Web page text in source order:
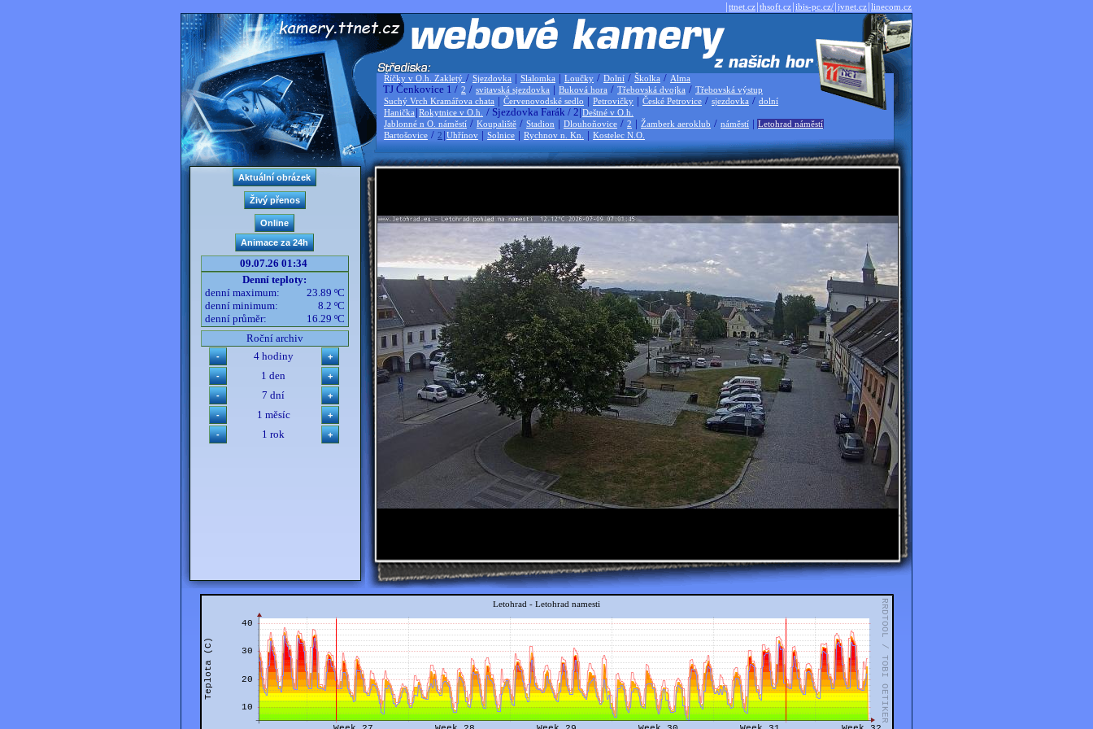
|ttnet.cz|thsoft.cz|ibis-pc.cz/|jvnet.cz|linecom.cz
Říčky v O.h. Zakletý / Sjezdovka | Slalomka | Loučky / Dolní / Školka / Alma
TJ Čenkovice 1 / 2 / svitavská sjezdovka | Buková hora / Třebovská dvojka / Třebovská výstup
Suchý Vrch Kramářova chata | Červenovodské sedlo | Petrovičky | České Petrovice / sjezdovka / dolní
Hanička |Rokytnice v O.h. / Sjezdovka Farák / 2|Deštné v O.h.
Jablonné n O. náměstí / Koupaliště / Stadion | Dlouhoňovice / 2 | Žamberk aeroklub / náměstí | Letohrad náměstí
Bartošovice / 2 |Uhřínov | Solnice | Rychnov n. Kn. | Kostelec N.O.
09.07.26 01:34
Denní teploty:
denní maximum:
23.89 ºC
denní minimum:
8.2 ºC
denní průměr:
16.29 ºC
Roční archiv
4 hodiny
1 den
7 dní
1 měsíc
1 rok